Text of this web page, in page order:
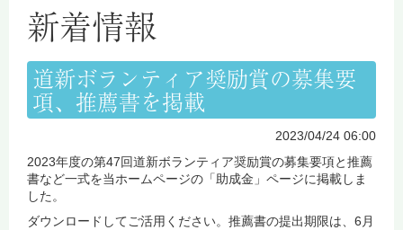
新着情報
道新ボランティア奨励賞の募集要
項、推薦書を掲載
2023/04/24 06:00
2023年度の第47回道新ボランティア奨励賞の募集要項と推薦
書など一式を当ホームページの「助成金」ページに掲載しま
した。
ダウンロードしてご活用ください。推薦書の提出期限は、6月